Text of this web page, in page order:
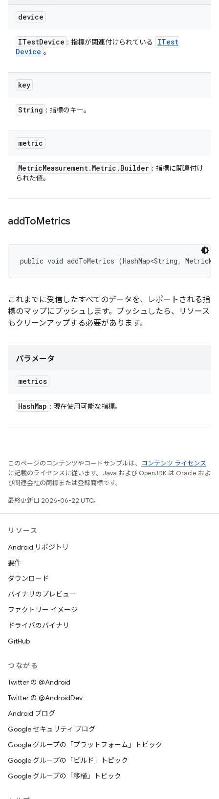
device
ITestDevice : 指標が関連付けられている
ITest
Device 。
key
String : 指標のキー。
metric
MetricMeasurement. Metric . Builder : 指標に関連付け
られた値。
addToMetrics
public void addToMetrics (HashMap<String,
これまでに受信したすべてのデータを、レポートされる指
標のマップにプッシュします。プッシュしたら、リソース
もクリーンアップする必要があります。
パラメータ
metrics
HashMap : 現在使用可能な指標。
このページのコンテンツやコードサンプルは、
コンテンツ ライセンス
に記載のライセンスに従います。Java および OpenJDK は Oracle およ
び関連会社の商標または登録商標です。
最終更新日 2026-06-22 UTC。
リソース
Android リポジトリ
要件
ダウンロード
バイナリのプレビュー
ファクトリー イメージ
ドライバのバイナリ
GitHub
つながる
Twitter の @Android
Twitter の @AndroidDev
Android ブログ
Google セキュリティ ブログ
Google グループの「プラットフォーム」トピック
Google グループの「ビルド」トピック
Google グループの「移植」トピック